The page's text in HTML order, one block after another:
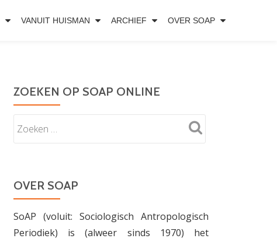
VANUIT HUISMAN ARCHIEF OVER SOAP
ZOEKEN OP SOAP ONLINE
OVER SOAP
SoAP (voluit: Sociologisch Antropologisch
Periodiek) is (alweer sinds 1970) het